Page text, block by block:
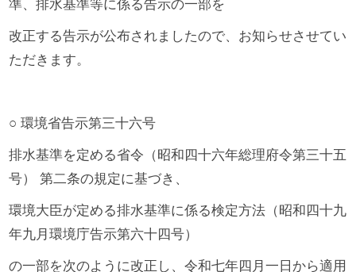
準、排水基準等に係る告示の一部を
改正する告示が公布されましたので、お知らせさせてい
ただきます。
○環境省告示第三十六号
排水基準を定める省令（昭和四十六年総理府令第三十五
号） 第二条の規定に基づき、
環境大臣が定める排水基準に係る検定方法（昭和四十九
年九月環境庁告示第六十四号）
の一部を次のように改正し、令和七年四月一日から適用